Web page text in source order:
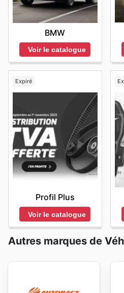
BMW
Voir le catalogue
Expiré
Profil Plus
Voir le catalogue
Autres marques de